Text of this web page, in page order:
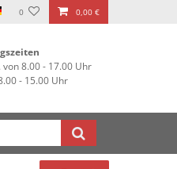
0 0,00 €
von 8.00 - 17.00 Uhr
- 15.00 Uhr